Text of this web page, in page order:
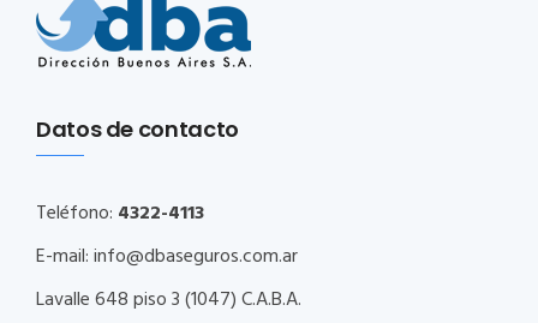
Datos de contacto
Teléfono: 4322-4113
E-mail:info@dbaseguros.com.ar
Lavalle 648 piso 3 (1047) C.A.B.A.